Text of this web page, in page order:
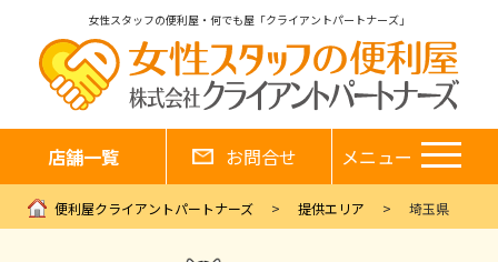
女性スタッフの便利屋・何でも屋「クライアントパートナーズ」
店舗一覧 お問合せ メニュー
便利屋クライアントパートナーズ 提供エリア 埼玉県